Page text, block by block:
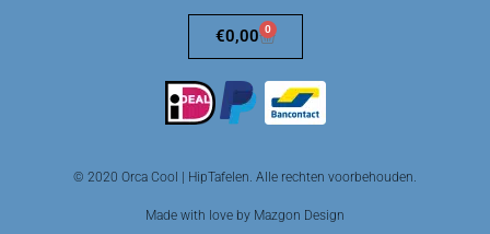
€0,00 0
© 2020 Orca Cool | HipTafelen. Alle rechten voorbehouden.
Made with love by Mazgon Design